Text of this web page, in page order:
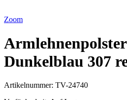
Zoom
Dunkelblau 307
Artikelnummer: TV-24740